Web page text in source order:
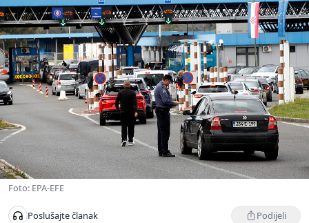
Foto: EPA-EFE
Poslušajte članak Podijeli